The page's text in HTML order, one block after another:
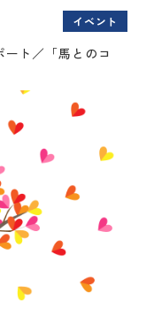
イベント
ート／「馬とのコ